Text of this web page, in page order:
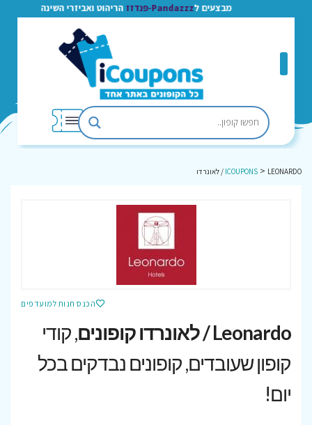
מבצעים לPandazzz-פנדזז הריהוט ואביזרי השינה
ICOUPONS > LEONARDO / לאונרדו
הכנס חנות למועדפים
Leonardo / לאונרדו קופונים
, קודי
קופון שעובדים, קופונים נבדקים בכל
יום!